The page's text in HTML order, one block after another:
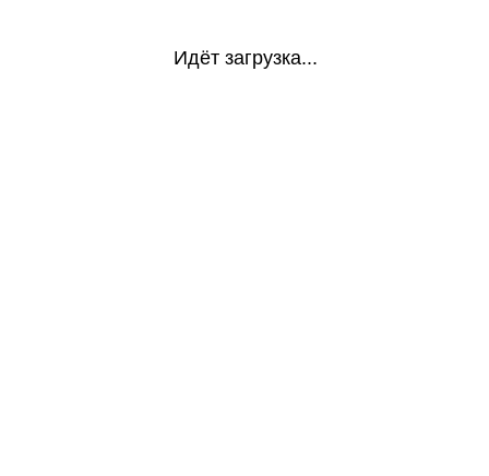
Идёт загрузка...